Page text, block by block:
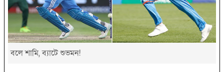
বলে শামি, ব‍্যাটে শুভমন!